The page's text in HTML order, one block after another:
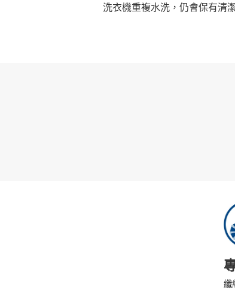
洗衣機重複水洗，仍會保有清
纖